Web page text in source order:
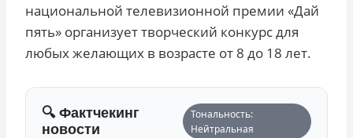
национальной телевизионной премии «Дай
пять» организует творческий конкурс для
любых желающих в возрасте от 8 до 18 лет.
🔍 Фактчекинг
новости
Тональность:
Нейтральная